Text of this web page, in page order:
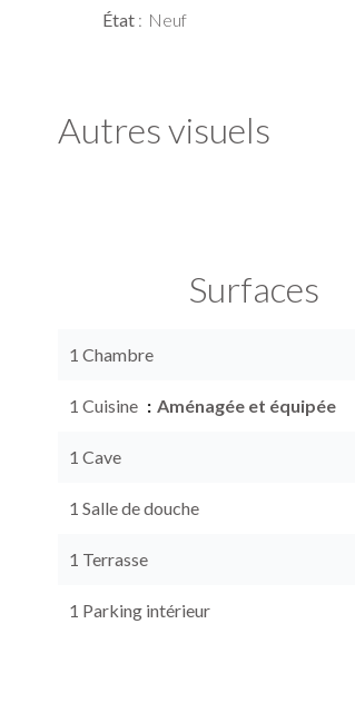
État Neuf
Autres visuels
Surfaces
1 Chambre
1 Cuisine Aménagée et équipée
1 Cave
1 Salle de douche
1 Terrasse
1 Parking intérieur